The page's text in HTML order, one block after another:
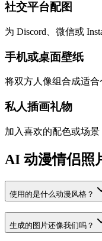
社交平台配图
为 Discord、微信或
手机或桌面壁纸
将双方人像组合成适合
私人插画礼物
加入喜欢的配色或场景
AI 动漫情侣照
使用的是什么动漫风格？
生成的图片还像我们吗？